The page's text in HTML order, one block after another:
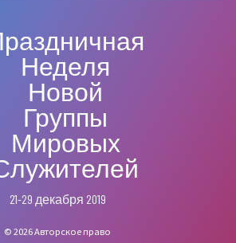
Неделя
Новой
Группы
Мировых
21-29 декабря 2019
© 2026 Авторское право